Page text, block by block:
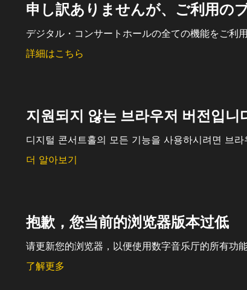
申し訳ありませんが、ご利用の
デジタル・コンサートホールの全ての機能をご利
詳細はこちら
지원되지 않는 브라우저 버전입니
디지털 콘서트홀의 모든 기능을 사용하시려면 브
더 알아보기
抱歉，您当前的浏览器版本过低
请更新您的浏览器，以便使用数字音乐厅的所有功能
了解更多